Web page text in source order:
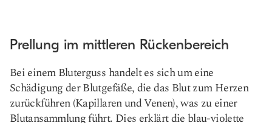
Prellung im mittleren Rückenbereich
Bei einem Bluterguss handelt es sich um eine
Schädigung der Blutgefäße, die das Blut zum Herzen
zurückführen (Kapillaren und Venen), was zu einer
Blutansammlung führt. Dies erklärt die blau-violette